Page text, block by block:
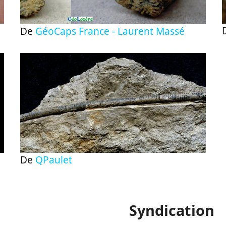
De GéoCaps France - Laurent Massé
De QPaulet
Syndication